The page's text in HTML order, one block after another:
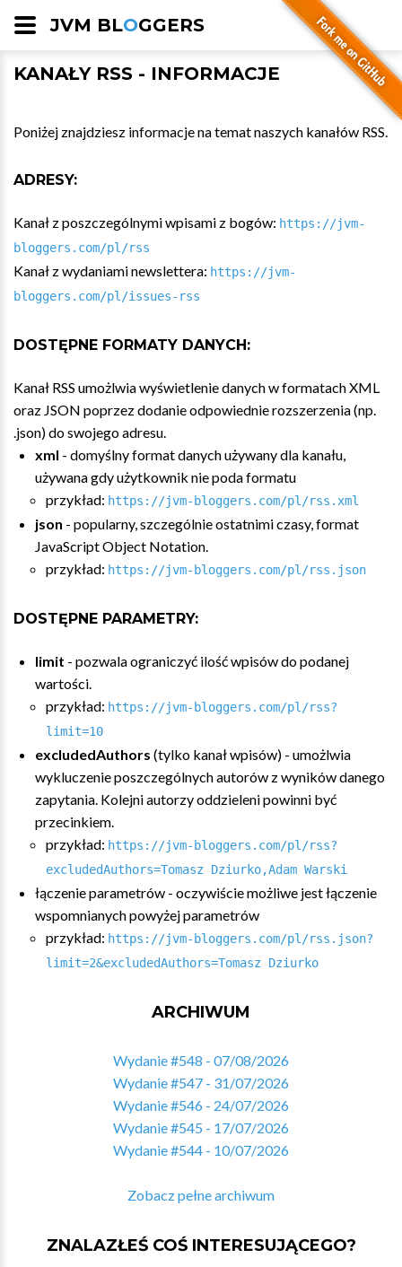
JVM BLOGGERS
KANAŁY RSS - INFORMACJE
Poniżej znajdziesz informacje na temat naszych kanałów RSS.
ADRESY:
Kanał z poszczególnymi wpisami z bogów: https://jvm-
bloggers.com/pl/rss
Kanał z wydaniami newslettera: https://jvm-
bloggers.com/pl/issues-rss
DOSTĘPNE FORMATY DANYCH:
Kanał RSS umożlwia wyświetlenie danych w formatach XML
oraz JSON poprzez dodanie odpowiednie rozszerzenia (np.
.json) do swojego adresu.
xml - domyślny format danych używany dla kanału,
używana gdy użytkownik nie poda formatu
przykład: https://jvm-bloggers.com/pl/rss.xml
json - popularny, szczególnie ostatnimi czasy, format
JavaScript Object Notation.
przykład: https://jvm-bloggers.com/pl/rss.json
DOSTĘPNE PARAMETRY:
limit - pozwala ograniczyć ilość wpisów do podanej
wartości.
przykład: https://jvm-bloggers.com/pl/rss?
limit=10
excludedAuthors (tylko kanał wpisów) - umożlwia
wykluczenie poszczególnych autorów z wyników danego
zapytania. Kolejni autorzy oddzieleni powinni być
przecinkiem.
przykład: https://jvm-bloggers.com/pl/rss?
excludedAuthors=Tomasz Dziurko,Adam Warski
łączenie parametrów - oczywiście możliwe jest łączenie
wspomnianych powyżej parametrów
przykład: https://jvm-bloggers.com/pl/rss.json?
limit=2&excludedAuthors=Tomasz Dziurko
ARCHIWUM
Wydanie #548 - 07/08/2026
Wydanie #547 - 31/07/2026
Wydanie #546 - 24/07/2026
Wydanie #545 - 17/07/2026
Wydanie #544 - 10/07/2026
Zobacz pełne archiwum
ZNALAZŁEŚ COŚ INTERESUJĄCEGO?